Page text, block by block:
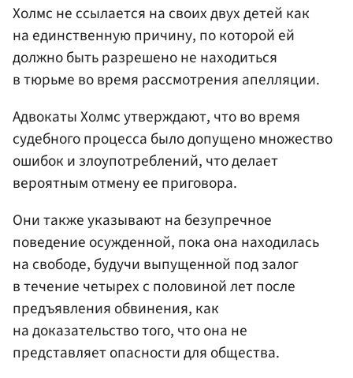
Холмс не ссылается на своих двух детей как
на единственную причину, по которой ей
должно быть разрешено не находиться
в тюрьме во время рассмотрения апелляции.
Адвокаты Холмс утверждают, что во время
судебного процесса было допущено множество
ошибок и злоупотреблений, что делает
вероятным отмену ее приговора.
Они также указывают на безупречное
поведение осужденной, пока она находилась
на свободе, будучи выпущенной под залог
в течение четырех с половиной лет после
предъявления обвинения, как
на доказательство того, что она не
представляет опасности для общества.